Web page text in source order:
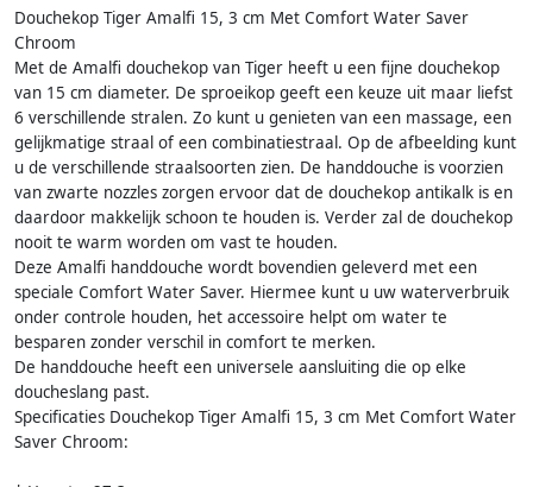
Douchekop Tiger Amalfi 15, 3 cm Met Comfort Water Saver
Chroom
Met de Amalfi douchekop van Tiger heeft u een fijne douchekop
van 15 cm diameter. De sproeikop geeft een keuze uit maar liefst
6 verschillende stralen. Zo kunt u genieten van een massage, een
gelijkmatige straal of een combinatiestraal. Op de afbeelding kunt
u de verschillende straalsoorten zien. De handdouche is voorzien
van zwarte nozzles zorgen ervoor dat de douchekop antikalk is en
daardoor makkelijk schoon te houden is. Verder zal de douchekop
nooit te warm worden om vast te houden.
Deze Amalfi handdouche wordt bovendien geleverd met een
speciale Comfort Water Saver. Hiermee kunt u uw waterverbruik
onder controle houden, het accessoire helpt om water te
besparen zonder verschil in comfort te merken.
De handdouche heeft een universele aansluiting die op elke
doucheslang past.
Specificaties Douchekop Tiger Amalfi 15, 3 cm Met Comfort Water
Saver Chroom: